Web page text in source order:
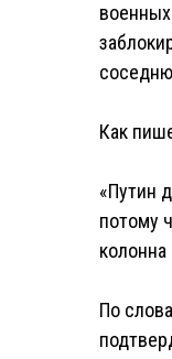
Как
«Путин
потому
По